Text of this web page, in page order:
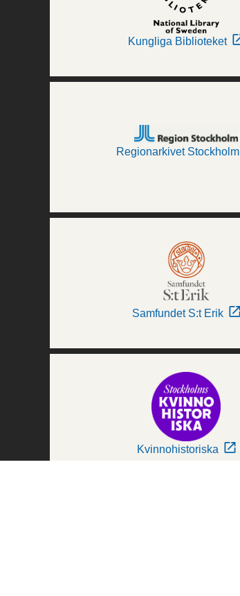
Kungliga Biblioteket
Regionarkivet Stockholm
Samfundet S:t Erik
Kvinnohistoriska